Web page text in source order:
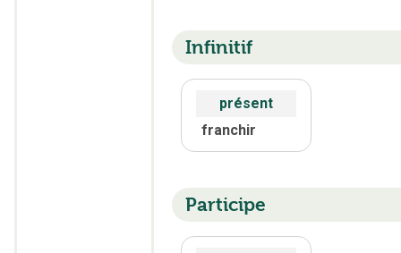
Infinitif
présent
franchir
Participe